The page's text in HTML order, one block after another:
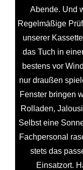
Abende. Und
Regelmäßige
unserer
das Tuch in
bestens vor
nur draußen
Fenster bringen
Rolladen,
Selbst eine
Fachpersonal
stets das
Einsatzort.